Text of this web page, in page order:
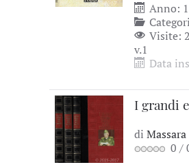
Anno:
Visite:
v.1
Data
I grandi
di
0 /